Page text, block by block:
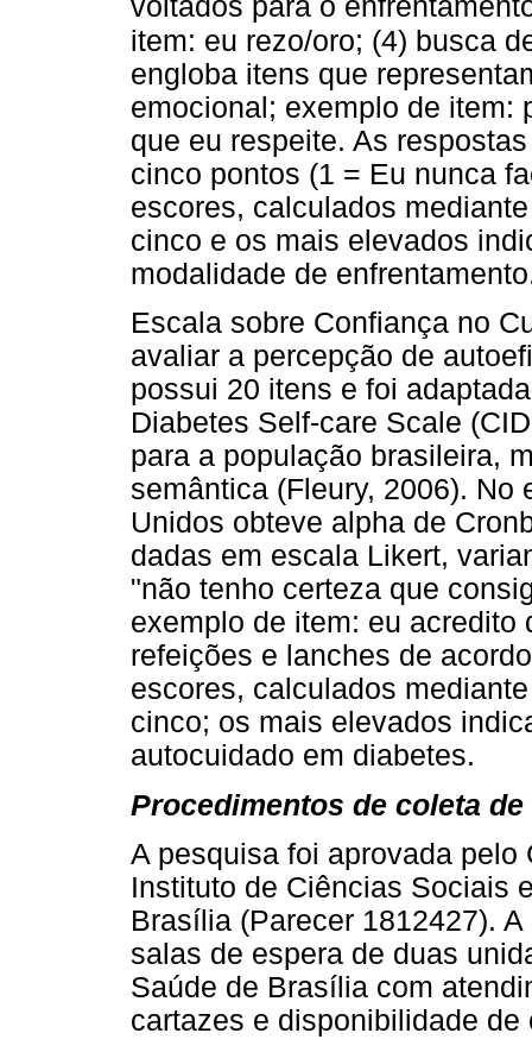
voltados para o
item: eu rezo/oro; (4) busca
engloba itens que
emocional; exemplo de item:
que eu respeite. As
cinco pontos (1 = Eu nunca
escores, calculados
cinco e os mais elevados
modalidade de
Escala sobre Confiança no
avaliar a percepção de
possui 20 itens e foi
Diabetes Self-care Scale
para a população brasileira,
semântica (Fleury, 2006).
Unidos obteve alpha de
dadas em escala Likert,
"não tenho certeza que
exemplo de item: eu
refeições e lanches de
escores, calculados
cinco; os mais elevados
autocuidado em diabetes.
Procedimentos de coleta de
A pesquisa foi aprovada
Instituto de Ciências Sociais
Brasília (Parecer 1812427).
salas de espera de duas
Saúde de Brasília com
cartazes e disponibilidade